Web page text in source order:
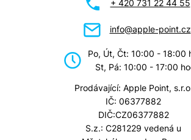
+ 420 731 22 44 55
info@apple-point.cz
Po, Út, Čt: 10:00 - 18:00
St, Pá: 10:00 - 17:00
Prodávající: Apple Point,
IČ: 06377882
DIČ:CZ06377882
S.z.: C281229 vedená u